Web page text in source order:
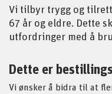
Vi tilbyr trygg og
67 år og eldre. Dette
utfordringer med å
Dette er
Vi ønsker å bidra til at